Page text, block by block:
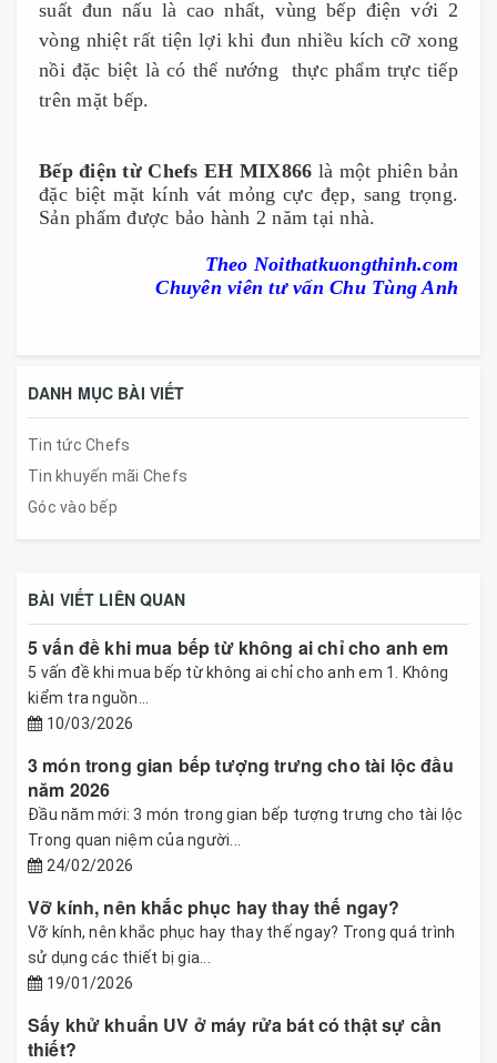
suất đun nấu là cao nhất, vùng bếp điện với 2
vòng nhiệt rất tiện lợi khi đun nhiều kích cỡ xong
nồi đặc biệt là có thể nướng thực phẩm trực tiếp
trên mặt bếp.
Bếp điện từ Chefs EH MIX866 là một phiên bản
đặc biệt mặt kính vát mỏng cực đẹp, sang trọng.
Sản phẩm được bảo hành 2 năm tại nhà.
Theo Noithatkuongthinh.com
Chuyên viên tư vấn Chu Tùng Anh
DANH MỤC BÀI VIẾT
Tin tức Chefs
Tin khuyến mãi Chefs
Góc vào bếp
BÀI VIẾT LIÊN QUAN
5 vấn đề khi mua bếp từ không ai chỉ cho anh em
5 vấn đề khi mua bếp từ không ai chỉ cho anh em 1. Không
kiểm tra nguồn...
10/03/2026
3 món trong gian bếp tượng trưng cho tài lộc đầu
năm 2026
Đầu năm mới: 3 món trong gian bếp tượng trưng cho tài lộc
Trong quan niệm của người...
24/02/2026
Vỡ kính, nên khắc phục hay thay thế ngay?
Vỡ kính, nên khắc phục hay thay thế ngay? Trong quá trình
sử dụng các thiết bị gia...
19/01/2026
Sấy khử khuẩn UV ở máy rửa bát có thật sự cần
thiết?